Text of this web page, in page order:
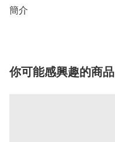
簡介
你可能感興趣的商品